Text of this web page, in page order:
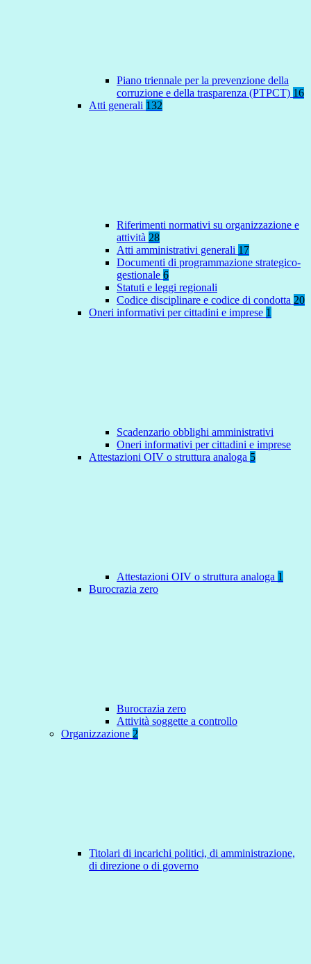
Piano triennale per la prevenzione della
corruzione e della trasparenza (PTPCT) 16
Atti generali 132
Riferimenti normativi su organizzazione e
attività 28
Atti amministrativi generali 17
Documenti di programmazione strategico-
gestionale 6
Statuti e leggi regionali
Codice disciplinare e codice di condotta 20
Oneri informativi per cittadini e imprese 1
Scadenzario obblighi amministrativi
Oneri informativi per cittadini e imprese
Attestazioni OIV o struttura analoga 5
Attestazioni OIV o struttura analoga 1
Burocrazia zero
Burocrazia zero
Attività soggette a controllo
Organizzazione 2
Titolari di incarichi politici, di amministrazione,
di direzione o di governo